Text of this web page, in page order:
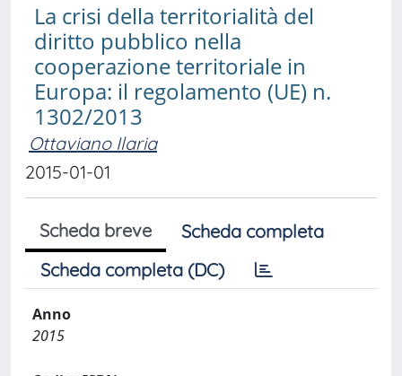
La crisi della territorialità del
diritto pubblico nella
cooperazione territoriale in
Europa: il regolamento (UE) n.
1302/2013
Ottaviano Ilaria
2015-01-01
Scheda breve
Scheda completa
Scheda completa (DC)
Anno
2015